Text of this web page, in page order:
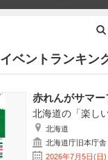
イベントランキン
赤れんがサマー
北海道の「楽し
北海道
北海道庁旧本庁舎
2026年7月5日(日